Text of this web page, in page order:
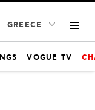
GREECE
VOGUE TV